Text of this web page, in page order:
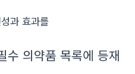
과 효과를
수 의약품 목록에 등재